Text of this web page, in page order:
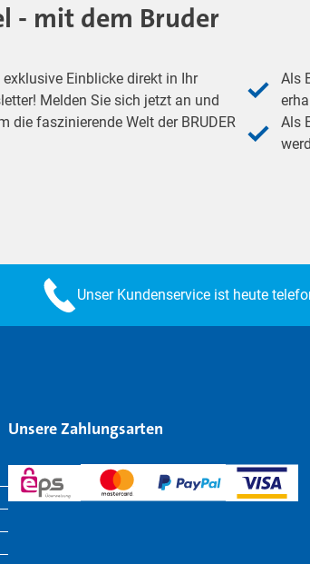
- mit dem Bruder
Einblicke direkt in Ihr
Melden Sie sich jetzt an und
die faszinierende Welt der BRUDER
Als
Als
Unser Kundenservice ist heute
Unsere Zahlungsarten